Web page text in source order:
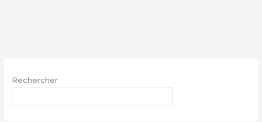
|
68260703
Rechercher